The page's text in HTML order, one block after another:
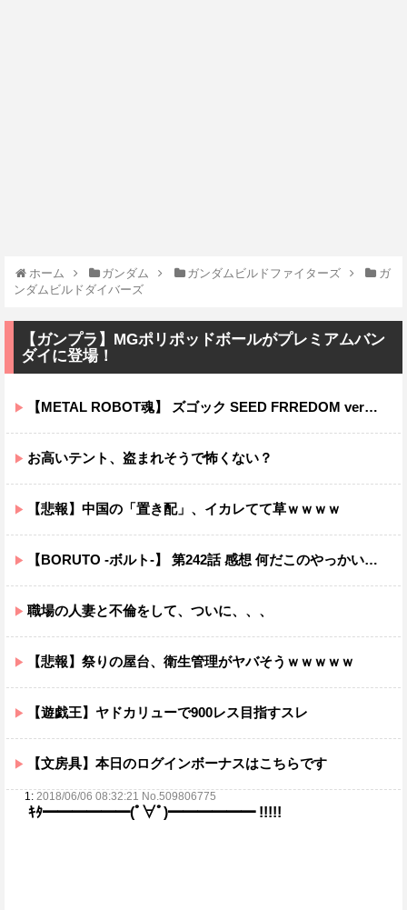
ホーム ガンダム ガンダムビルドファイターズ
ガ
ンダムビルドダイバーズ
【ガンプラ】MGポリポッドボールがプレミアムバン
ダイに登場！
【METAL ROBOT魂】 ズゴック SEED FRREDOM ver明日予約開始！！キャバリアーとあわせて４万か…
お高いテント、盗まれそうで怖くない？
【悲報】中国の「置き配」、イカレてて草ｗｗｗｗ
【BORUTO -ボルト-】 第242話 感想 何だこのやっかいな弓使い！？
職場の人妻と不倫をして、ついに、、、
【悲報】祭りの屋台、衛生管理がヤバそうｗｗｗｗｗ
【遊戯王】ヤドカリューで900レス目指すスレ
【文房具】本日のログインボーナスはこちらです
1: 2018/06/06 08:32:21 No.509806775
ｷﾀ━━━━━━(ﾟ∀ﾟ)━━━━━━ !!!!!